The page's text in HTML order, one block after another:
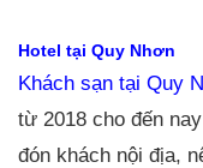
Hotel tại Quy Nhơn
Khách sạn tại Quy
từ 2018 cho đến
đón khách nội địa,